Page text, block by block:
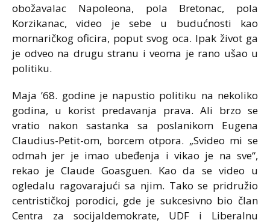
obožavalac Napoleona, pola Bretonac, pola
Korzikanac, video je sebe u budućnosti kao
mornaričkog oficira, poput svog oca. Ipak život ga
je odveo na drugu stranu i veoma je rano ušao u
politiku.
Maja ’68. godine je napustio politiku na nekoliko
godina, u korist predavanja prava. Ali brzo se
vratio nakon sastanka sa poslanikom Eugena
Claudius-Petit-om, borcem otpora. „Svideo mi se
odmah jer je imao ubeđenja i vikao je na sve“,
rekao je Claude Goasguen. Kao da se video u
ogledalu ragovarajući sa njim. Tako se pridružio
centrističkoj porodici, gde je sukcesivno bio član
Centra za socijaldemokrate, UDF i Liberalnu